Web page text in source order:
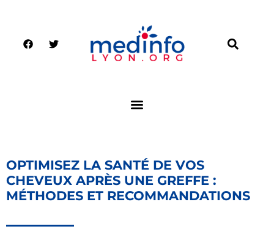
OPTIMISEZ LA SANTÉ DE VOS
CHEVEUX APRÈS UNE GREFFE :
MÉTHODES ET RECOMMANDATIONS